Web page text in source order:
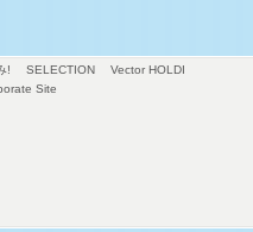
! SELECTION
Vector HOLDI
Site